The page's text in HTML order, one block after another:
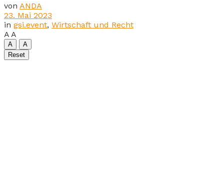
von ANDA
23. Mai 2023
in gsi.event, Wirtschaft und Recht
A A
A
A
Reset